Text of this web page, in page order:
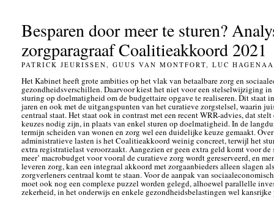
Besparen door meer te sturen?
zorgparagraaf Coalitieakkoord 2021
PATRICK JEURISSEN, GUUS VAN MONTFORT, LUC
Het Kabinet heeft grote ambities op het vlak van betaalbare zorg en
gezondheidsverschillen. Daarvoor kiest het niet voor een stelselwijziging in
sturing op doelmatigheid om de budgettaire opgave te realiseren. Dit staat
jaren en ook met de uitgangspunten van het curatieve zorgstelsel, waarin
centraal staat. Het staat ook in contrast met een recent WRR-advies, dat
keuzes nodig zijn, in plaats van enkel sturen op doelmatigheid. In de
termijn scheiden van wonen en zorg wel een duidelijke keuze gemaakt.
administratieve lasten is het Coalitieakkoord weinig concreet, terwijl het
extra registratielast veroorzaakt. Aangezien er geen extra geld komt voor de
meer’ macrobudget voor vooral de curatieve zorg wordt gereserveerd, en
leveren zorg, kan een integraal akkoord met zorgaanbieders alleen slagen
zorgverleners centraal komt te staan. Voor de aanpak van
moet ook nog een complexe puzzel worden gelegd, alhoewel parallelle
zekerheid, in het onderwijs en enkele gezondheidsbelastingen wel